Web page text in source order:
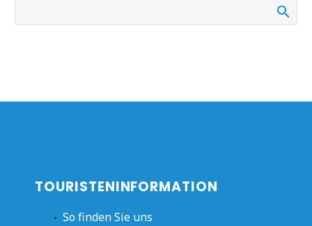
TOURISTENINFORMATION
So finden Sie uns